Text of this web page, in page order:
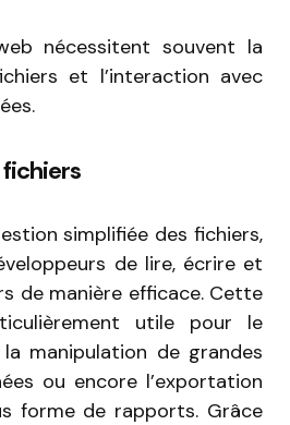
nécessitent souvent la
et l’interaction avec
simplifiée des fichiers,
de lire, écrire et
de manière efficace. Cette
utile pour le
manipulation de grandes
ou encore l’exportation
forme de rapports. Grâce